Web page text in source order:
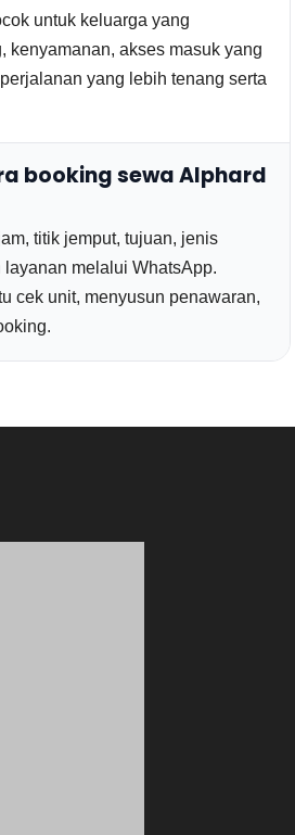
untuk keluarga yang
kenyamanan, akses masuk yang
yang lebih tenang serta
booking sewa Alphard
titik jemput, tujuan, jenis
melalui WhatsApp.
cek unit, menyusun penawaran,